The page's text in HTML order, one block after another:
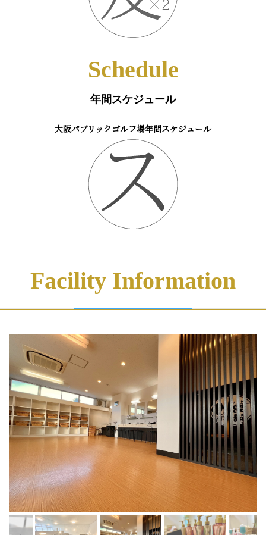
Schedule
年間スケジュール
大阪パブリックゴルフ場年間スケジュール
Facility Information